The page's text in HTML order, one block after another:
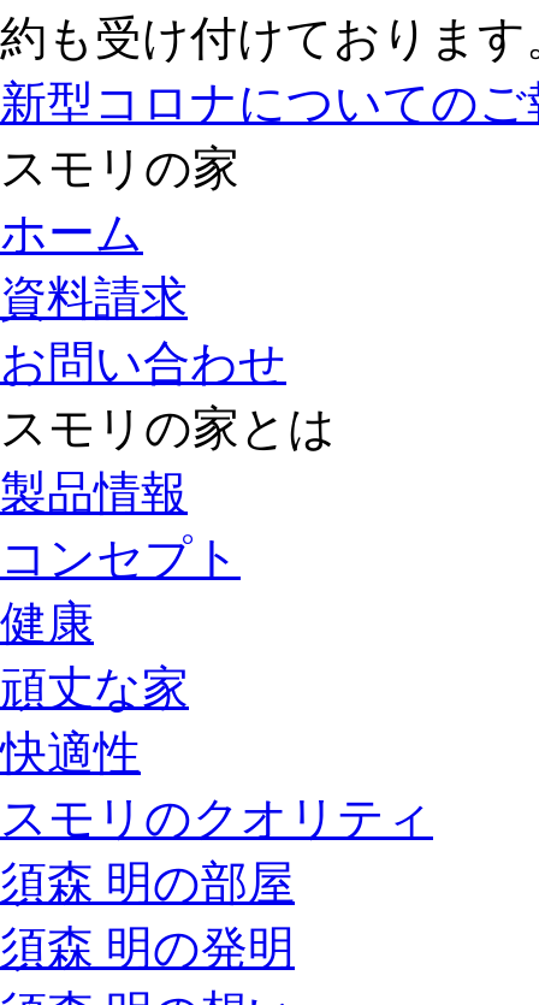
約も受け付けております
新型コロナについてのご
スモリの家
ホーム
資料請求
お問い合わせ
スモリの家とは
製品情報
コンセプト
健康
頑丈な家
快適性
スモリのクオリティ
須森 明の部屋
須森 明の発明